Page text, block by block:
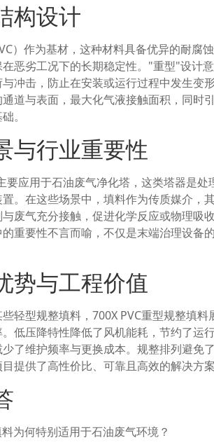
构设计
）作为基材，这种材料具备优异的耐腐
恶劣工况下的长期稳定性。"重型"设计
冲击，防止在安装或运行过程中发生变
道与表面，最大化气液接触面积，同时
。
与行业重要性
要应用于石油废气净化塔，这类塔器是
。在这些场景中，填料作为传质媒介，
废气充分接触，促进化学反应或物理吸
重要性不言而喻，不仅是末端治理设备
势与工程价值
轻型规整填料，700X PVC重型规整填
低压降特性降低了风机能耗，节约了运
了维护频率与更换成本。规整排列避免
提供了高性价比、可靠且高效的解决方
为何特别适用于石油废气环境？